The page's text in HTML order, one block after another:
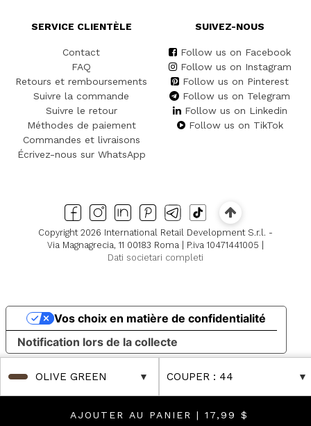
Further Reductions FINAL SALES Up to -80%
OLIVE GREEN COUPER : 44
AJOUTER AU PANIER | 17,99 $
SERVICE CLIENTÈLE
Contact
FAQ
Retours et remboursements
Suivre la commande
Suivre le retour
Méthodes de paiement
Commandes et livraisons
Écrivez-nous sur WhatsApp
SUIVEZ-NOUS
Follow us on Facebook
Follow us on Instagram
Follow us on Pinterest
Follow us on Telegram
Follow us on Linkedin
Follow us on TikTok
Copyright 2026 International Retail Development S.r.l. -
Via Magnagrecia, 11 00183 Roma | P.iva 10471441005 |
Dati societari completi
Discover Further Reductions FINAL SALES Up to
Notification lors de la collecte
Vos choix en matière de confidentialité